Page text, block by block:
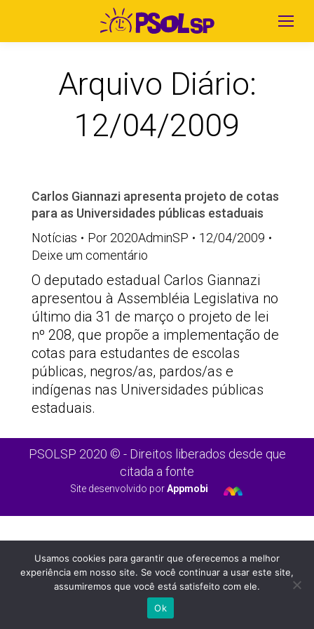
Arquivo Diário:
12/04/2009
Carlos Giannazi apresenta projeto de cotas
para as Universidades públicas estaduais
Notícias
Por 2020AdminSP
12/04/2009
Deixe um comentário
O deputado estadual Carlos Giannazi
apresentou à Assembléia Legislativa no
último dia 31 de março o projeto de lei
nº 208, que propõe a implementação de
cotas para estudantes de escolas
públicas, negros/as, pardos/as e
indígenas nas Universidades públicas
estaduais.
PSOLSP 2020 © - Direitos liberados desde que
citada a fonte
Site desenvolvido porAppmobi
Usamos cookies para garantir que oferecemos a melhor
experiência em nosso site. Se você continuar a usar este site,
assumiremos que você está satisfeito com ele.
Ok